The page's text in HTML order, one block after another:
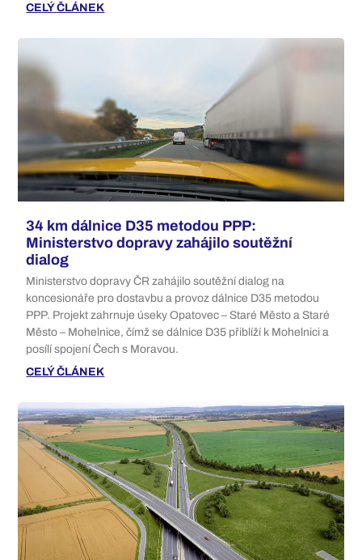
CELÝ ČLÁNEK
34 km dálnice D35 metodou PPP:
Ministerstvo dopravy zahájilo soutěžní
dialog
Ministerstvo dopravy ČR zahájilo soutěžní dialog na
koncesionáře pro dostavbu a provoz dálnice D35 metodou
PPP. Projekt zahrnuje úseky Opatovec – Staré Město a Staré
Město – Mohelnice, čímž se dálnice D35 přiblíží k Mohelnici a
posílí spojení Čech s Moravou.
CELÝ ČLÁNEK